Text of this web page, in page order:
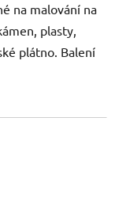
na malování na
plasty,
plátno. Balení